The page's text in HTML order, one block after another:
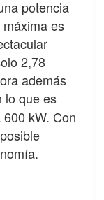
potencia
es
2,78
además
lo que es
kW. Con